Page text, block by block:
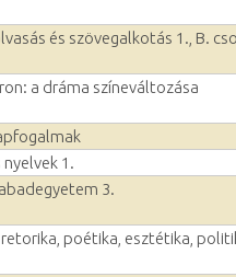
és szövegalkotás 1., B.
a dráma színeváltozása
nyelvek 1.
3.
poétika, esztétika,